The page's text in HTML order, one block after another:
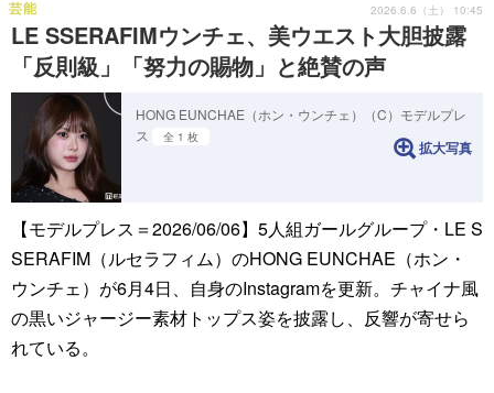
LE SSERAFIMウンチェ、美ウエスト大胆披露
「反則級」「努力の賜物」と絶賛の声
芸能 2026.6.6（土） 10:45
HONG EUNCHAE（ホン・ウンチェ）（C）モデルプレ
ス
全 1 枚
拡大写真
【モデルプレス＝2026/06/06】5人組ガールグループ・LE S
SERAFIM（ルセラフィム）のHONG EUNCHAE（ホン・
ウンチェ）が6月4日、自身のInstagramを更新。チャイナ風
の黒いジャージー素材トップス姿を披露し、反響が寄せら
れている。